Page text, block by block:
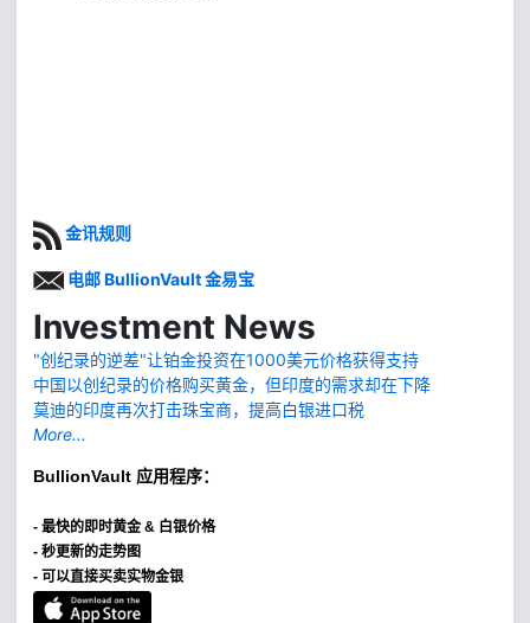
金讯规则
电邮 BullionVault 金易宝
Investment News
"创纪录的逆差"让铂金投资在1000美元价格获得支持
中国以创纪录的价格购买黄金，但印度的需求却在下降
莫迪的印度再次打击珠宝商，提高白银进口税
More...
BullionVault 应用程序：
- 最快的即时黄金 & 白银价格
- 秒更新的走势图
- 可以直接买卖实物金银